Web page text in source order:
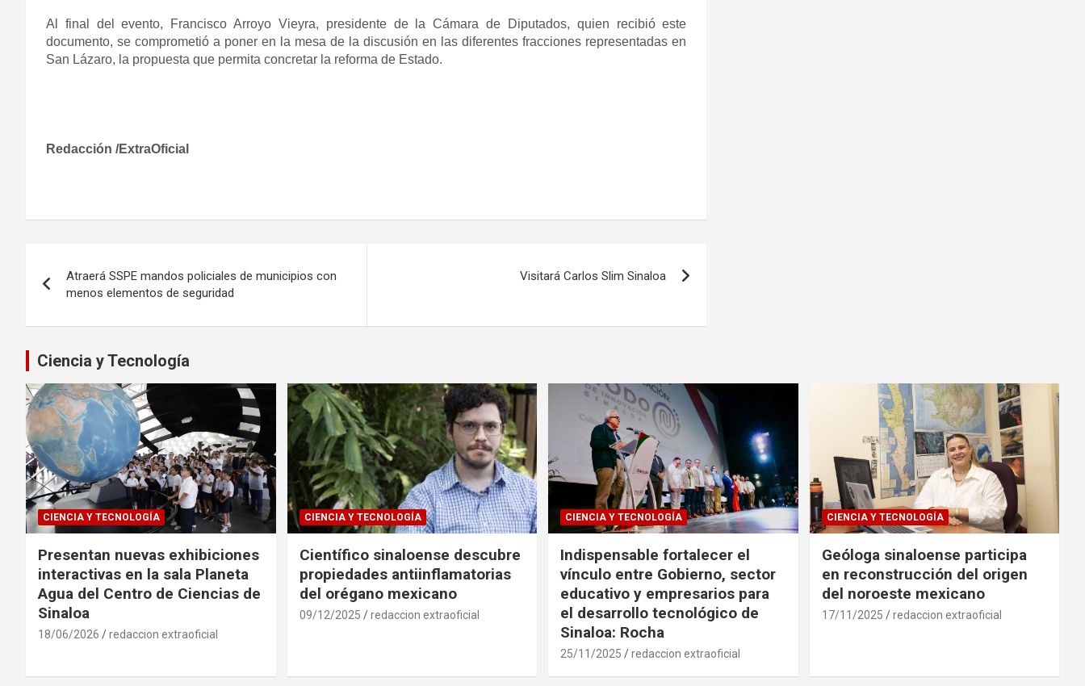
Al final del evento, Francisco Arroyo Vieyra, presidente de la Cámara de Diputados, quien recibió este
documento, se comprometió a poner en la mesa de la discusión en las diferentes fracciones representadas en
San Lázaro, la propuesta que permita concretar la reforma de Estado.
Redacción /ExtraOficial
de
entradas
Atraerá SSPE mandos policiales de municipios con
menos elementos de seguridad
Visitará Carlos Slim Sinaloa
Ciencia y Tecnología
CIENCIA Y TECNOLOGÍA
Presentan nuevas exhibiciones
interactivas en la sala Planeta
Agua del Centro de Ciencias de
Sinaloa
18/06/2026 redaccion extraoficial
CIENCIA Y TECNOLOGÍA
Científico sinaloense descubre
propiedades antiinflamatorias
del orégano mexicano
09/12/2025 redaccion extraoficial
CIENCIA Y TECNOLOGÍA
Indispensable fortalecer el
vínculo entre Gobierno, sector
educativo y empresarios para
el desarrollo tecnológico de
Sinaloa: Rocha
25/11/2025 redaccion extraoficial
CIENCIA Y TECNOLOGÍA
Geóloga sinaloense participa
en reconstrucción del origen
del noroeste mexicano
17/11/2025 redaccion extraoficial